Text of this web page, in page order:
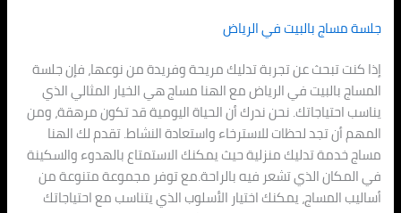
جلسة مساج بالبيت في الرياض
إذا كنت تبحث عن تجربة تدليك مريحة وفريدة من نوعها، فإن جلسة
المساج بالبيت في الرياض مع الهنا مساج هي الخيار المثالي الذي
يناسب احتياجاتك. نحن ندرك أن الحياة اليومية قد تكون مرهقة، ومن
المهم أن تجد لحظات للاسترخاء واستعادة النشاط. تقدم لك الهنا
مساج خدمة تدليك منزلية حيث يمكنك الاستمتاع بالهدوء والسكينة
في المكان الذي تشعر فيه بالراحة.مع توفر مجموعة متنوعة من
أساليب المساج، يمكنك اختيار الأسلوب الذي يتناسب مع احتياجاتك